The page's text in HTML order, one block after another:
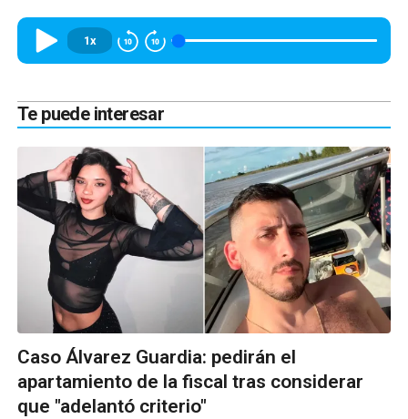
1x
Te puede interesar
Caso Álvarez Guardia: pedirán el
apartamiento de la fiscal tras considerar
que "adelantó criterio"